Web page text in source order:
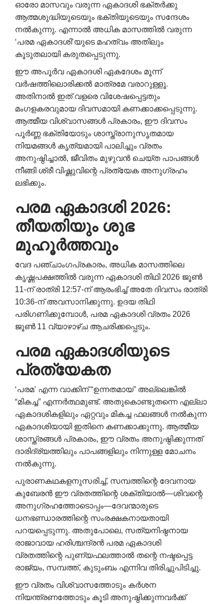
ഓരോ മാസവും വരുന്ന ഏകാദശി ഭക്തർക്കു
ആത്മശുദ്ധിയുടെയും ഭക്തിയുടെയും സന്ദേശം
നൽകുന്നു. എന്നാൽ അധിക മാസത്തിൽ വരുന്ന
‘പരമ ഏകാദശി’യുടെ മഹത്വം അതിലും
കൂടുതലായി കരുതപ്പെടുന്നു.
ഈ അപൂർവ ഏകാദശി ഏകദേശം മൂന്ന്
വർഷത്തിലൊരിക്കൽ മാത്രമേ വരാറുള്ളൂ.
അതിനാൽ ഇത് വളരെ വിശേഷപ്പെട്ടതും
മംഗളകരവുമായ ദിവസമായി കണക്കാക്കപ്പെടുന്നു.
ആത്മീയ വിശ്വാസങ്ങൾ പ്രകാരം, ഈ ദിവസം
പൂർണ്ണ ഭക്തിയോടും ശാസ്ത്രാനുസൃതമായ
നിയമങ്ങൾ കൃത്യമായി പാലിച്ചും വ്രതം
അനുഷ്ഠിച്ചാൽ, ജീവിതം മുഴുവൻ ചെയ്ത പാപങ്ങൾ
നീങ്ങി ശ്രീ വിഷ്ണുവിന്റെ പ്രത്യേക അനുഗ്രഹം
ലഭിക്കും.
പരമ ഏകാദശി 2026:
തീയതിയും ശുഭ
മുഹൂർത്തവും
വേദ പഞ്ചാംഗപ്രകാരം, അധിക മാസത്തിലെ
കൃഷ്ണപക്ഷത്തിൽ വരുന്ന ഏകാദശി തിഥി 2026 ജൂൺ
11-ന് രാത്രി 12:57-ന് ആരംഭിച്ച് അതേ ദിവസം രാത്രി
10:36-ന് അവസാനിക്കുന്നു. ഉദയ തിഥി
പരിഗണിക്കുമ്പോൾ, പരമ ഏകാദശി വ്രതം 2026
ജൂൺ 11 വ്യാഴാഴ്ച ആചരിക്കപ്പെടും.
പരമ ഏകാദശിയുടെ
പ്രത്യേകത
‘പരമ’ എന്ന വാക്കിന് “ഉന്നതമായ” അല്ലെങ്കിൽ
“മികച്ച” എന്നർത്ഥമുണ്ട്. അതുകൊണ്ടുതന്നെ എല്ലാ
ഏകാദശികളിലും ഏറ്റവും മികച്ച ഫലങ്ങൾ നൽകുന്ന
ഏകാദശിയായി ഇതിനെ കണക്കാക്കുന്നു. ആത്മീയ
ശാസ്ത്രങ്ങൾ പ്രകാരം, ഈ വ്രതം അനുഷ്ഠിക്കുന്നത്
ദാരിദ്ര്യത്തിലും പാപങ്ങളിലും നിന്നുള്ള മോചനം
നൽകുന്നു.
പുരാണകഥകളനുസരിച്ച്, സമ്പത്തിന്റെ ദേവനായ
കുബേരൻ ഈ വ്രതത്തിന്റെ ശക്തിയാൽ—ശിവന്റെ
അനുഗ്രഹത്തോടൊപ്പം—ദേവന്മാരുടെ
ധനഭണ്ഡാരത്തിന്റെ സംരക്ഷകനായതായി
പറയപ്പെടുന്നു. അതുപോലെ, സത്യനിഷ്ഠനായ
രാജാവായ ഹരിശ്ചന്ദ്രൻ പരമ ഏകാദശി
വ്രതത്തിന്റെ പുണ്യഫലത്താൽ തന്റെ നഷ്ടപ്പെട്ട
രാജ്യം, സമ്പത്ത്, കുടുംബം എന്നിവ തിരിച്ചുപിടിച്ചു.
ഈ വ്രതം വിശ്വാസത്തോടും കർശന
നിയന്ത്രണത്തോടും കൂടി അനുഷ്ഠിക്കുന്നവർക്ക്